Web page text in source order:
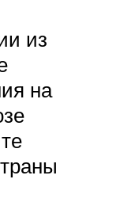
из
на